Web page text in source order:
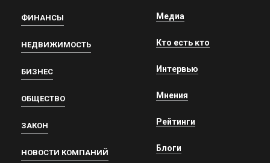
ФИНАНСЫ
НЕДВИЖИМОСТЬ
БИЗНЕС
ОБЩЕСТВО
ЗАКОН
НОВОСТИ КОМПАНИЙ
Медиа
Кто есть кто
Интервью
Мнения
Рейтинги
Блоги